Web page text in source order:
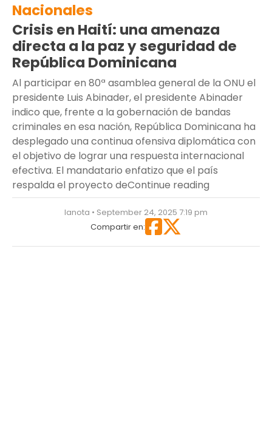
Nacionales
Crisis en Haití: una amenaza
directa a la paz y seguridad de
República Dominicana
Al participar en 80ª asamblea general de la ONU el
presidente Luis Abinader, el presidente Abinader
indico que, frente a la gobernación de bandas
criminales en esa nación, República Dominicana ha
desplegado una continua ofensiva diplomática con
el objetivo de lograr una respuesta internacional
efectiva. El mandatario enfatizo que el país
respalda el proyecto deContinue reading
lanota • September 24, 2025 7:19 pm
Compartir en: